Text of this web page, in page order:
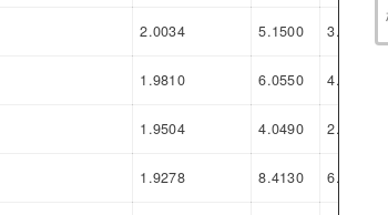
2.0034 5.1500 3.1466
1.9810 6.0550 4.0740
1.9504 4.0490 2.0986
1.9278 8.4130 6.4852